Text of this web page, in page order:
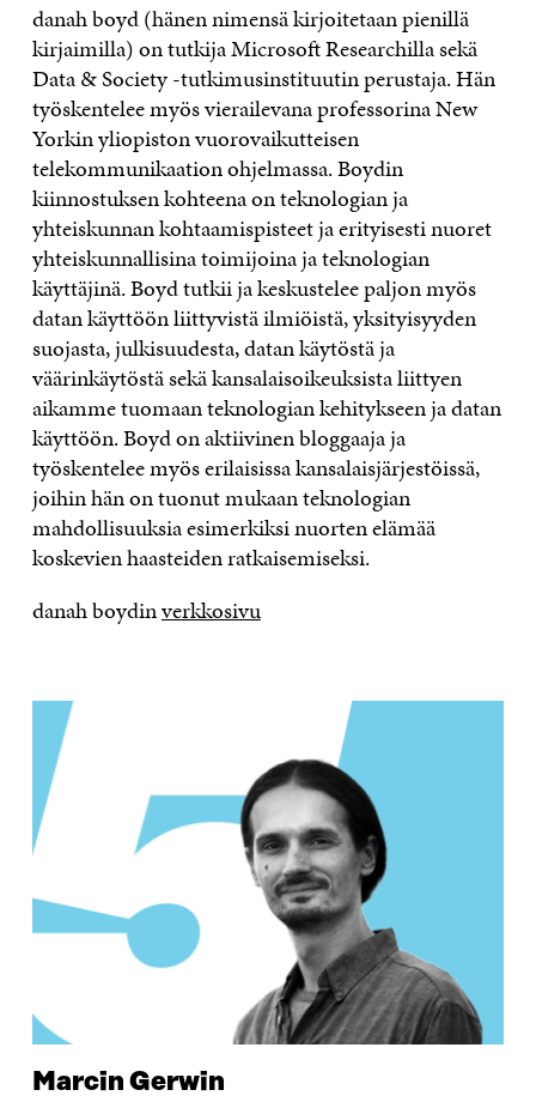
danah boyd (hänen nimensä kirjoitetaan pienillä
kirjaimilla) on tutkija Microsoft Researchilla sekä
Data & Society -tutkimusinstituutin perustaja. Hän
työskentelee myös vierailevana professorina New
Yorkin yliopiston vuorovaikutteisen
telekommunikaation ohjelmassa. Boydin
kiinnostuksen kohteena on teknologian ja
yhteiskunnan kohtaamispisteet ja erityisesti nuoret
yhteiskunnallisina toimijoina ja teknologian
käyttäjinä. Boyd tutkii ja keskustelee paljon myös
datan käyttöön liittyvistä ilmiöistä, yksityisyyden
suojasta, julkisuudesta, datan käytöstä ja
väärinkäytöstä sekä kansalaisoikeuksista liittyen
aikamme tuomaan teknologian kehitykseen ja datan
käyttöön. Boyd on aktiivinen bloggaaja ja
työskentelee myös erilaisissa kansalaisjärjestöissä,
joihin hän on tuonut mukaan teknologian
mahdollisuuksia esimerkiksi nuorten elämää
koskevien haasteiden ratkaisemiseksi.
danah boydinverkkosivu
Marcin Gerwin